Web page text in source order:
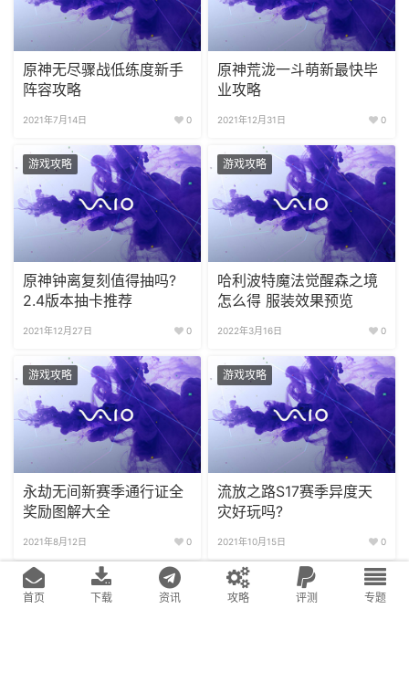
猜你喜欢
游戏攻略
原神无尽骤战低练度新手
阵容攻略
2021年7月14日 0
游戏攻略
原神荒泷一斗萌新最快毕
业攻略
2021年12月31日 0
游戏攻略
原神钟离复刻值得抽吗?
2.4版本抽卡推荐
2021年12月27日 0
游戏攻略
哈利波特魔法觉醒森之境
怎么得 服装效果预览
2022年3月16日 0
游戏攻略 游戏攻略
首页 下载 资讯 攻略 评测 专题